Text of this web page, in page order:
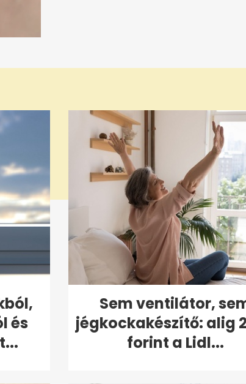
és
Sem ventilátor,
jégkockakészítő: alig
forint a Lidl...